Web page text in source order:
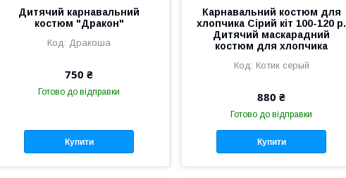
Дитячий карнавальний
костюм "Дракон"
Дракоша
750 ₴
Готово до відправки
Купити
Карнавальний костюм для
хлопчика Сірий кіт 100-120 р.
Дитячий маскарадний
костюм для хлопчика
Котик серый
880 ₴
Готово до відправки
Купити